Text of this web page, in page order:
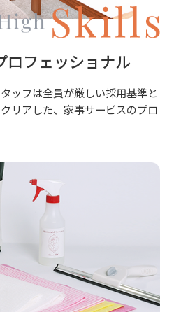
ロフェッショナル
ッフは全員が厳しい採用基準と
リアした、家事サービスのプロ